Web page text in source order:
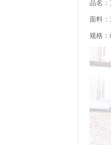
品名：
面料：
规格：